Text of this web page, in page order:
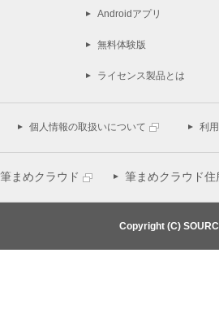
Androidアプリ
無料体験版
ライセンス製品とは
個人情報の取扱いについて 利
筆まめクラウド 筆まめクラウド住
Copyright (C)